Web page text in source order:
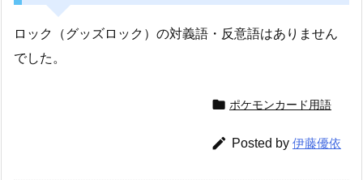
ロック（グッズロック）の対義語・反意語はありません
でした。
 ポケモンカード用語
 Posted by 伊藤優依